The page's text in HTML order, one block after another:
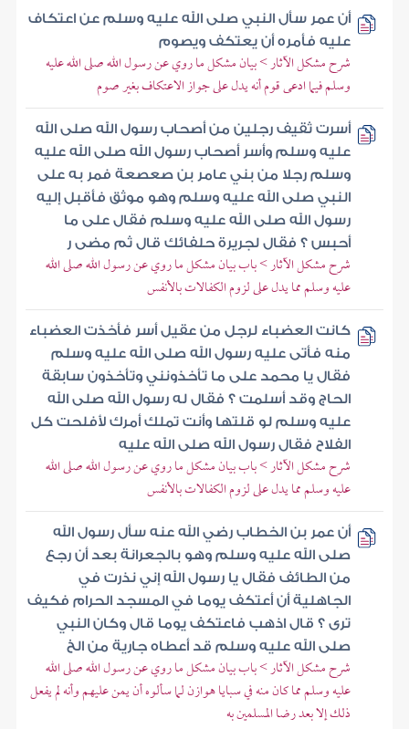
أن عمر سأل النبي صلى الله عليه وسلم عن اعتكاف
عليه فأمره أن يعتكف ويصوم
شرح مشكل الآثار > بيان مشكل ما روي عن رسول الله صلى الله عليه
وسلم فيما ادعى قوم أنه يدل على جواز الاعتكاف بغير صوم
أسرت ثقيف رجلين من أصحاب رسول الله صلى الله
عليه وسلم وأسر أصحاب رسول الله صلى الله عليه
وسلم رجلا من بني عامر بن صعصعة فمر به على
النبي صلى الله عليه وسلم وهو موثق فأقبل إليه
رسول الله صلى الله عليه وسلم فقال على ما
أحبس ؟ فقال لجريرة حلفائك قال ثم مضى ر
شرح مشكل الآثار > باب بيان مشكل ما روي عن رسول الله صلى الله
عليه وسلم مما يدل على لزوم الكفالات بالأنفس
كانت العضباء لرجل من عقيل أسر فأخذت العضباء
منه فأتى عليه رسول الله صلى الله عليه وسلم
فقال يا محمد على ما تأخذونني وتأخذون سابقة
الحاج وقد أسلمت ؟ فقال له رسول الله صلى الله
عليه وسلم لو قلتها وأنت تملك أمرك لأفلحت كل
الفلاح فقال رسول الله صلى الله عليه
شرح مشكل الآثار > باب بيان مشكل ما روي عن رسول الله صلى الله
عليه وسلم مما يدل على لزوم الكفالات بالأنفس
أن عمر بن الخطاب رضي الله عنه سأل رسول الله
صلى الله عليه وسلم وهو بالجعرانة بعد أن رجع
من الطائف فقال يا رسول الله إني نذرت في
الجاهلية أن أعتكف يوما في المسجد الحرام فكيف
ترى ؟ قال اذهب فاعتكف يوما قال وكان النبي
صلى الله عليه وسلم قد أعطاه جارية من الخ
شرح مشكل الآثار > باب بيان مشكل ما روي عن رسول الله صلى الله
عليه وسلم مما كان منه في سبايا هوازن لما سألوه أن يمن عليهم وأنه لم يفعل
ذلك إلا بعد رضا المسلمين به